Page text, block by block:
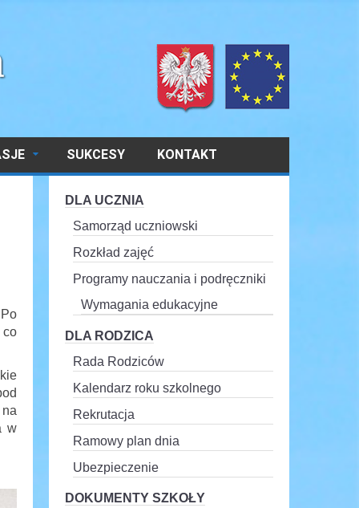
SUKCESY KONTAKT
co
w
DLA UCZNIA
Samorząd uczniowski
Rozkład zajęć
Programy nauczania i podręczniki
Wymagania edukacyjne
DLA RODZICA
Rada Rodziców
Kalendarz roku szkolnego
Rekrutacja
Ramowy plan dnia
Ubezpieczenie
DOKUMENTY SZKOŁY